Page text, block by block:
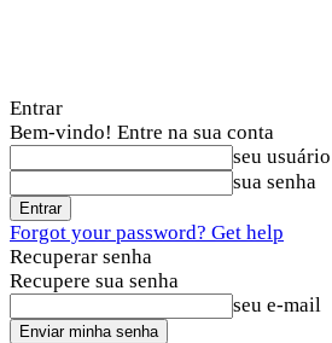
Entrar
Bem-vindo! Entre na sua conta
seu usuário
sua senha
Forgot your password? Get help
Recuperar senha
Recupere sua senha
seu e-mail